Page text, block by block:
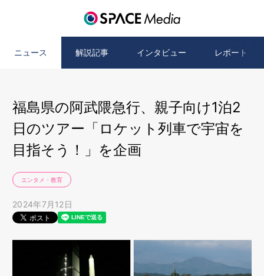
ニュース 解説記事 インタビュー レポート
福島県の阿武隈急行、親子向け1泊2
日のツアー「ロケット列車で宇宙を
目指そう！」を企画
エンタメ・教育
2024年7月12日